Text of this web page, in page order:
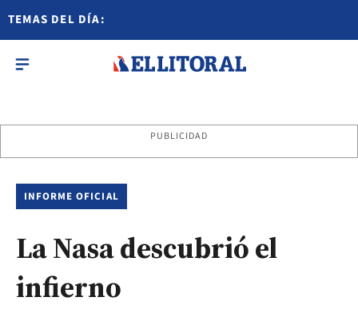
TEMAS DEL DÍA:
PUBLICIDAD
INFORME OFICIAL
La Nasa descubrió el
infierno